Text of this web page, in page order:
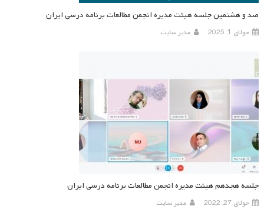
صد و هشتمین جلسه هیئت مدیره انجمن مطالعات برنامه درسی ایران
جولای 1, 2025 مدیر سایت
جلسه هجدهم هیئت مدیره انجمن مطالعات برنامه درسی ایران
جولای 27, 2022 مدیر سایت